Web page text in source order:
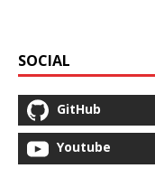
SOCIAL
GitHub
Youtube